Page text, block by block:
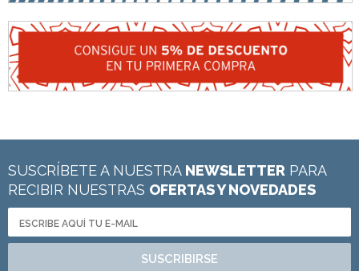
SUSCRÍBETE A NUESTRA NEWSLETTER PARA
RECIBIR NUESTRAS OFERTAS Y NOVEDADES
SUSCRIBIRSE